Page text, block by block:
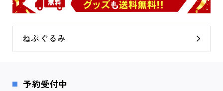
ねぷぐるみ
予約受付中